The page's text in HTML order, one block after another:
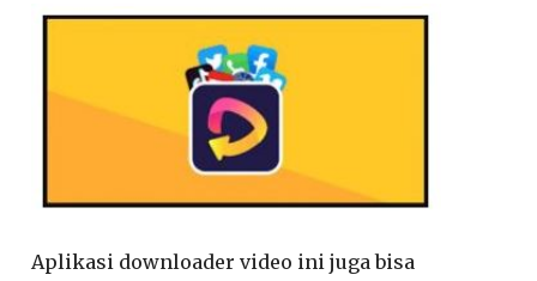
Aplikasi downloader video ini juga bisa